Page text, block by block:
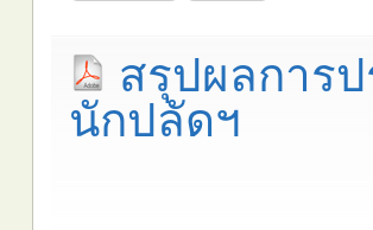
สรุปผลการ
นักปลัดฯ